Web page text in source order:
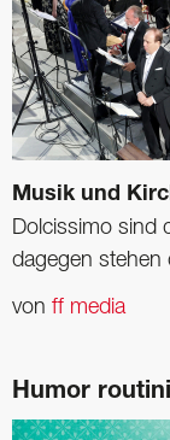
Musik und
Dolcissimo sind
dagegen stehen
von ff media
Humor